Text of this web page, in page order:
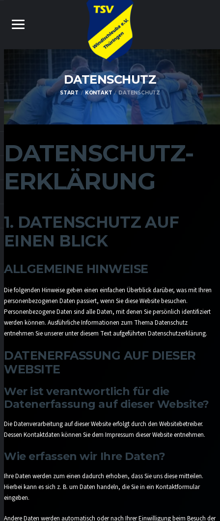
DATENSCHUTZ
START KONTAKT DATENSCHUTZ
DATENSCHUTZ­
ERKLÄRUNG
1. DATENSCHUTZ AUF
EINEN BLICK
ALLGEMEINE HINWEISE
Die folgenden Hinweise geben einen einfachen Überblick darüber, was mit Ihren
personenbezogenen Daten passiert, wenn Sie diese Website besuchen.
Personenbezogene Daten sind alle Daten, mit denen Sie persönlich identifiziert
werden können. Ausführliche Informationen zum Thema Datenschutz
entnehmen Sie unserer unter diesem Text aufgeführten Datenschutzerklärung.
DATENERFASSUNG AUF DIESER
WEBSITE
Wer ist verantwortlich für die
Datenerfassung auf dieser Website?
Die Datenverarbeitung auf dieser Website erfolgt durch den Websitebetreiber.
Dessen Kontaktdaten können Sie dem Impressum dieser Website entnehmen.
Wie erfassen wir Ihre Daten?
Ihre Daten werden zum einen dadurch erhoben, dass Sie uns diese mitteilen.
Hierbei kann es sich z. B. um Daten handeln, die Sie in ein Kontaktformular
eingeben.
Andere Daten werden automatisch oder nach Ihrer Einwilligung beim Besuch der